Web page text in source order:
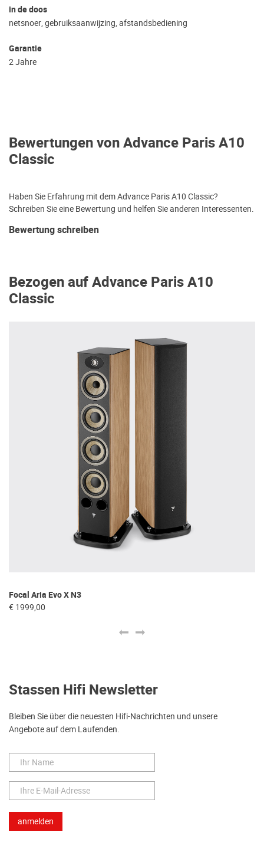
in de doos
netsnoer, gebruiksaanwijzing, afstandsbediening
Garantie
2 Jahre
Bewertungen von Advance Paris A10
Classic
Haben Sie Erfahrung mit dem Advance Paris A10 Classic?
Schreiben Sie eine Bewertung und helfen Sie anderen Interessenten.
Bewertung schreiben
Bezogen auf Advance Paris A10
Classic
Focal Aria Evo X N3
€ 1999,00
Stassen Hifi Newsletter
Bleiben Sie über die neuesten Hifi-Nachrichten und unsere
Angebote auf dem Laufenden.